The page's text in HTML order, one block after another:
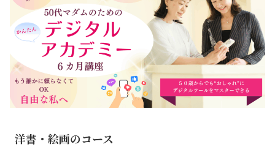
洋書・絵画のコース